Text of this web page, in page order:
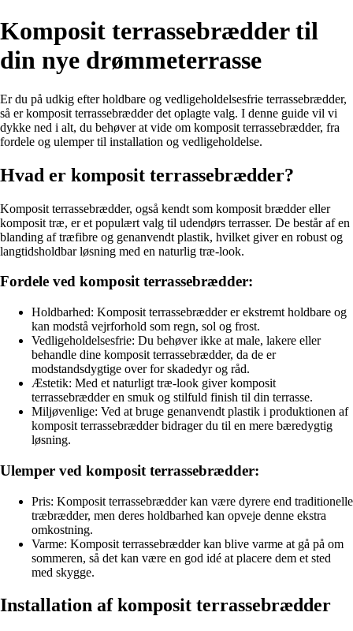
Komposit terrassebrædder til
din nye drømmeterrasse
Er du på udkig efter holdbare og vedligeholdelsesfrie terrassebrædder,
så er komposit terrassebrædder det oplagte valg. I denne guide vil vi
dykke ned i alt, du behøver at vide om komposit terrassebrædder, fra
fordele og ulemper til installation og vedligeholdelse.
Hvad er komposit terrassebrædder?
Komposit terrassebrædder, også kendt som komposit brædder eller
komposit træ, er et populært valg til udendørs terrasser. De består af en
blanding af træfibre og genanvendt plastik, hvilket giver en robust og
langtidsholdbar løsning med en naturlig træ-look.
Fordele ved komposit terrassebrædder:
Holdbarhed: Komposit terrassebrædder er ekstremt holdbare og
kan modstå vejrforhold som regn, sol og frost.
Vedligeholdelsesfrie: Du behøver ikke at male, lakere eller
behandle dine komposit terrassebrædder, da de er
modstandsdygtige over for skadedyr og råd.
Æstetik: Med et naturligt træ-look giver komposit
terrassebrædder en smuk og stilfuld finish til din terrasse.
Miljøvenlige: Ved at bruge genanvendt plastik i produktionen af
komposit terrassebrædder bidrager du til en mere bæredygtig
løsning.
Ulemper ved komposit terrassebrædder:
Pris: Komposit terrassebrædder kan være dyrere end traditionelle
træbrædder, men deres holdbarhed kan opveje denne ekstra
omkostning.
Varme: Komposit terrassebrædder kan blive varme at gå på om
sommeren, så det kan være en god idé at placere dem et sted
med skygge.
Installation af komposit terrassebrædder